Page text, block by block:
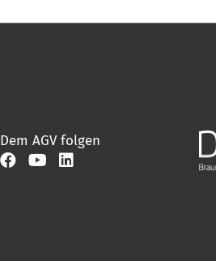
Dem AGV folgen